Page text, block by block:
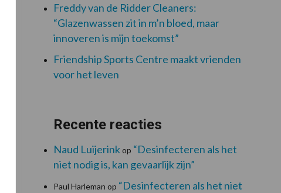
Freddy van de Ridder Cleaners:
“Glazenwassen zit in m’n bloed, maar
innoveren is mijn toekomst”
Friendship Sports Centre maakt vrienden
voor het leven
Recente reacties
Naud Luijerinkop “Desinfecteren als het
niet nodig is, kan gevaarlijk zijn”
Paul Harleman op “Desinfecteren als het niet